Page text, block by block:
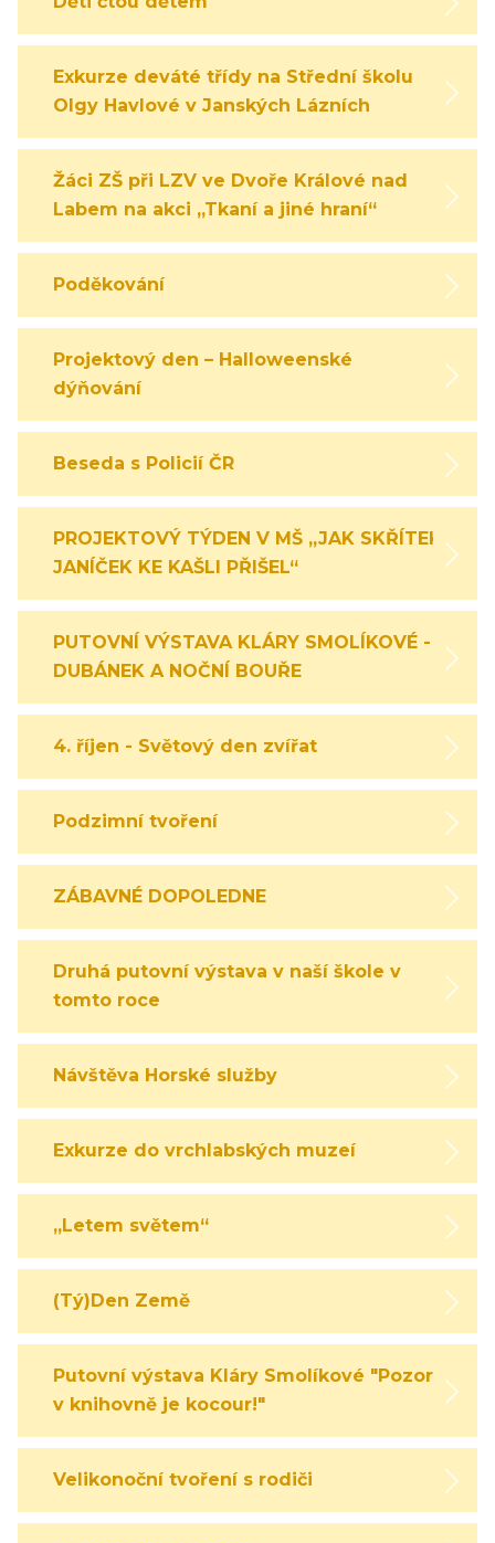
Exkurze deváté třídy na Střední školu
Olgy Havlové v Janských Lázních
Žáci ZŠ při LZV ve Dvoře Králové nad
Labem na akci „Tkaní a jiné hraní“
Poděkování
Projektový den – Halloweenské
dýňování
Beseda s Policií ČR
PROJEKTOVÝ TÝDEN V MŠ „JAK SKŘÍTEK
JANÍČEK KE KAŠLI PŘIŠEL“
PUTOVNÍ VÝSTAVA KLÁRY SMOLÍKOVÉ -
DUBÁNEK A NOČNÍ BOUŘE
4. říjen - Světový den zvířat
Podzimní tvoření
ZÁBAVNÉ DOPOLEDNE
Druhá putovní výstava v naší škole v
tomto roce
Návštěva Horské služby
Exkurze do vrchlabských muzeí
„Letem světem“
(Tý)Den Země
Putovní výstava Kláry Smolíkové "Pozor,
v knihovně je kocour!"
Velikonoční tvoření s rodiči